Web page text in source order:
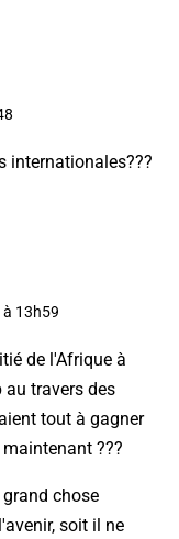
internationales???
à 13h59
de l'Afrique à
travers des
tout à gagner
???
chose
soit il ne